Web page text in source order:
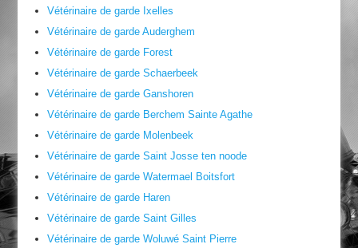
Vétérinaire de garde Ixelles
Vétérinaire de garde Auderghem
Vétérinaire de garde Forest
Vétérinaire de garde Schaerbeek
Vétérinaire de garde Ganshoren
Vétérinaire de garde Berchem Sainte Agathe
Vétérinaire de garde Molenbeek
Vétérinaire de garde Saint Josse ten noode
Vétérinaire de garde Watermael Boitsfort
Vétérinaire de garde Haren
Vétérinaire de garde Saint Gilles
Vétérinaire de garde Woluwé Saint Pierre